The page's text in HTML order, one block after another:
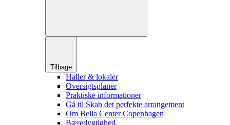
Tilbage
Haller & lokaler
Oversigtsplaner
Praktiske informationer
Gå til Skab det perfekte arrangement
Om Bella Center Copenhagen
Bæredygtighed